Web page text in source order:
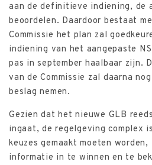
aan de definitieve indiening, de
beoordelen. Daardoor bestaat
Commissie het plan zal
indiening van het aangepaste
pas in september haalbaar zijn.
van de Commissie zal daarna
beslag nemen.
Gezien dat het nieuwe GLB
ingaat, de regelgeving complex
keuzes gemaakt moeten
informatie in te winnen en te